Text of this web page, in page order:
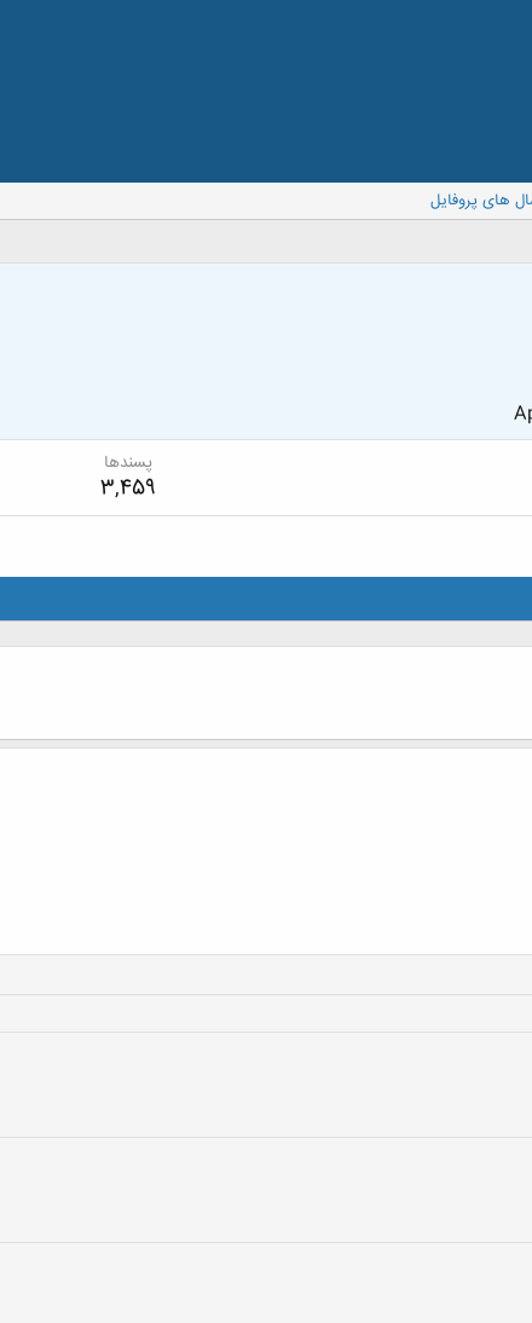
های پروفایل
پسندها
3,459